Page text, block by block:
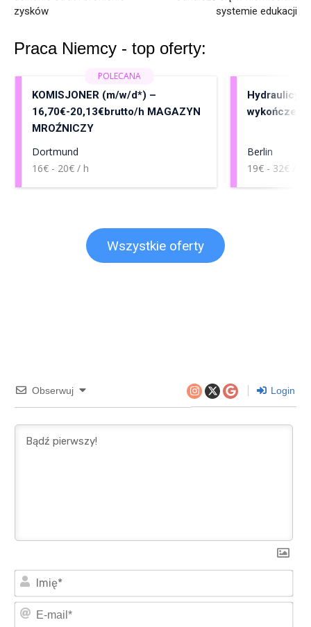
zysków
systemie edukacji
Praca Niemcy - top oferty:
KOMISJONER (m/w/d*) –
16,70€-20,13€brutto/h MAGAZYN
MROŹNICZY
Dortmund
16€ - 20€ / h
Hydraulicy,
Berlin
19€ - 32€ / h
Wszystkie oferty
Obserwuj Login
E-